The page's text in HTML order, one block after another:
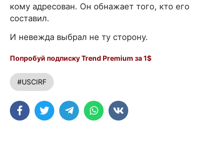
кому адресован. Он обнажает того, кто его
составил.
И невежда выбрал не ту сторону.
Попробуй подписку Trend Premium за 1$
#USCIRF